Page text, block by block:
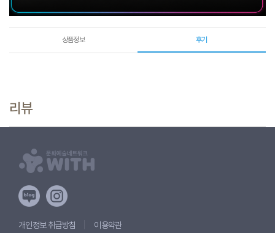
상품정보 후기
리뷰
개인정보 취급방침 이용약관